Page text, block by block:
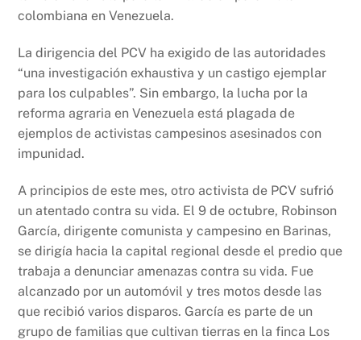
colombiana en Venezuela.
La dirigencia del PCV ha exigido de las autoridades
“una investigación exhaustiva y un castigo ejemplar
para los culpables”. Sin embargo, la lucha por la
reforma agraria en Venezuela está plagada de
ejemplos de activistas campesinos asesinados con
impunidad.
A principios de este mes, otro activista de PCV sufrió
un atentado contra su vida. El 9 de octubre, Robinson
García, dirigente comunista y campesino en Barinas,
se dirigía hacia la capital regional desde el predio que
trabaja a denunciar amenazas contra su vida. Fue
alcanzado por un automóvil y tres motos desde las
que recibió varios disparos. García es parte de un
grupo de familias que cultivan tierras en la finca Los